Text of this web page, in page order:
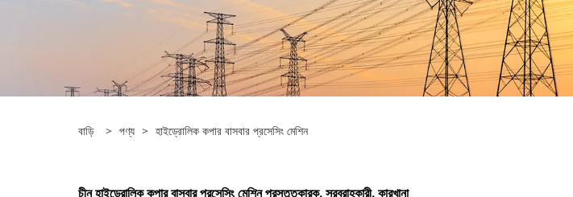
বাড়ি > পণ্য > হাইড্রোলিক কপার বাসবার প্রসেসিং মেশিন
চীন হাইড্রোলিক কপার বাসবার প্রসেসিং মেশিন প্রস্তুতকারক, সরবরাহকারী, কারখানা